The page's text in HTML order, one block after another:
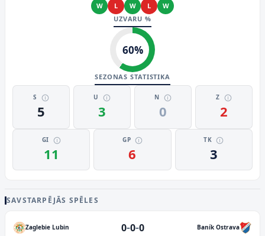
W
L W L
W
UZVARU %
60%
SEZONAS STATISTIKA
S
5
U
3
N
0
Z
2
GI
11
GP
6
TK
3
SAVSTARPĒJĀS SPĒLES
Zaglebie Lubin 0-0-0 Baník Ostrava